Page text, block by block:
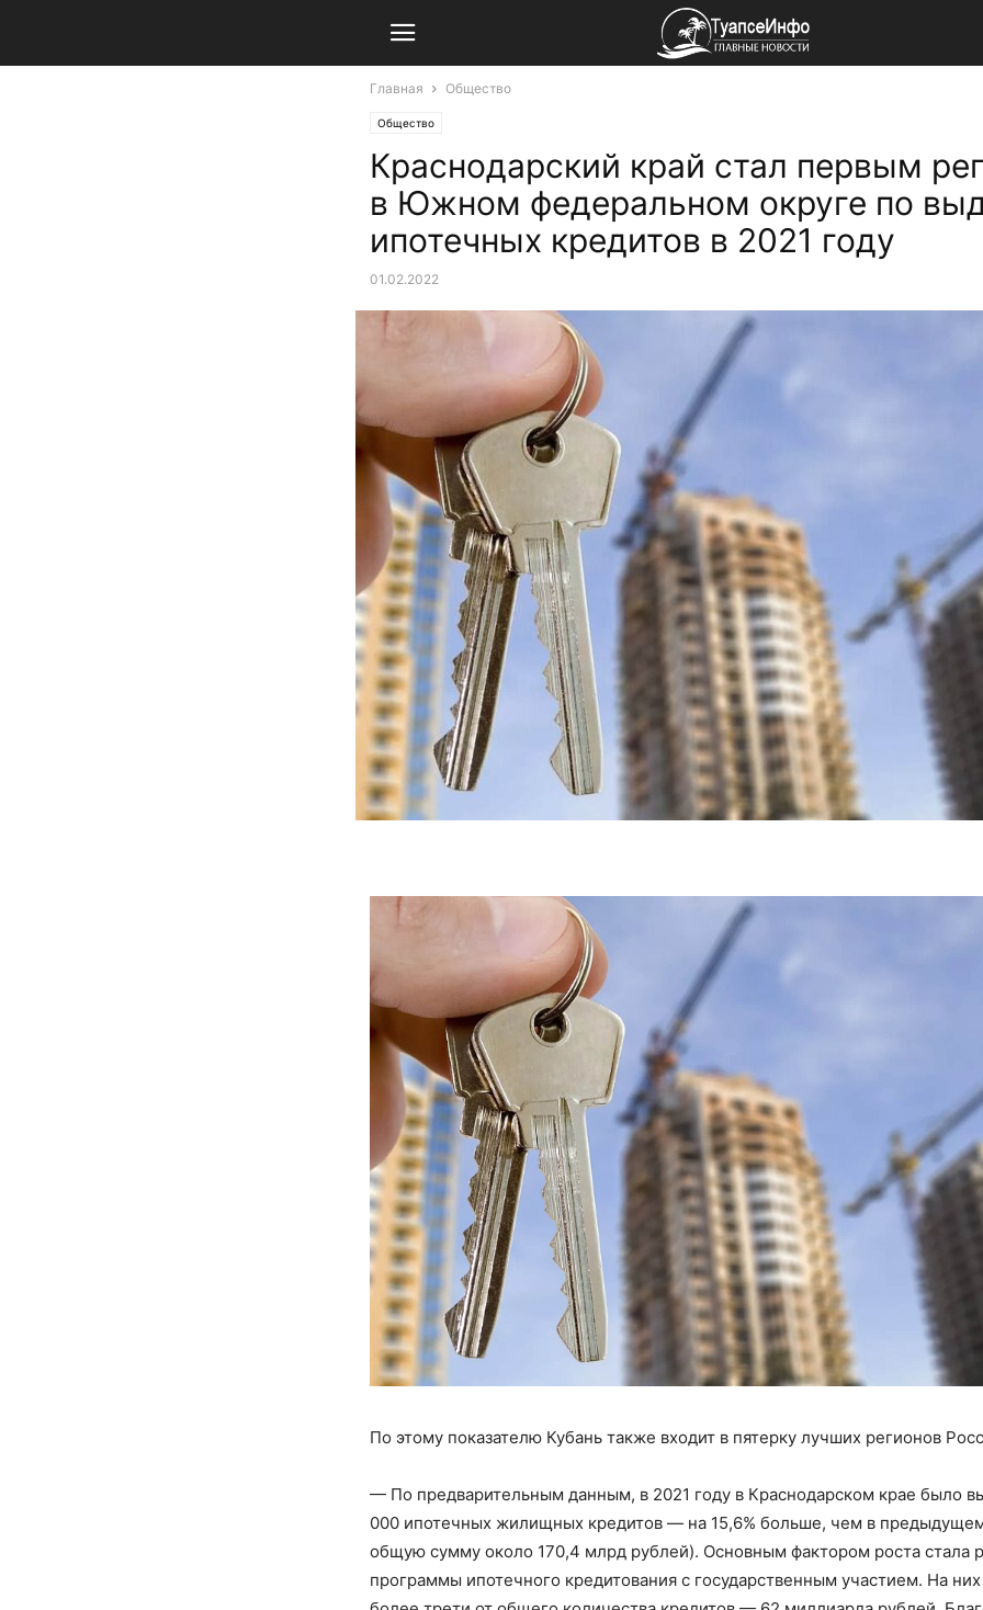
Главная Общество
Общество
Краснодарский край стал первым
в Южном федеральном округе по
ипотечных кредитов в 2021 году
01.02.2022
По этому показателю Кубань также входит в пятерку лучших регионов
— По предварительным данным, в 2021 году в Краснодарском крае было
000 ипотечных жилищных кредитов — на 15,6% больше, чем в
общую сумму около 170,4 млрд рублей). Основным фактором роста стала
программы ипотечного кредитования с государственным участием. На